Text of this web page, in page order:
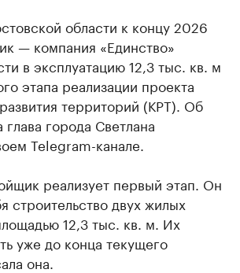
области к концу 2026
— компания «Единство»
в эксплуатацию 12,3 тыс. кв. м
этапа реализации проекта
территорий (КРТ). Об
города Светлана
Telegram-канале.
реализует первый этап. Он
строительство двух жилых
12,3 тыс. кв. м. Их
уже до конца текущего
она.